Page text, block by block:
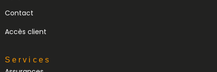
Contact
Accès client
Services